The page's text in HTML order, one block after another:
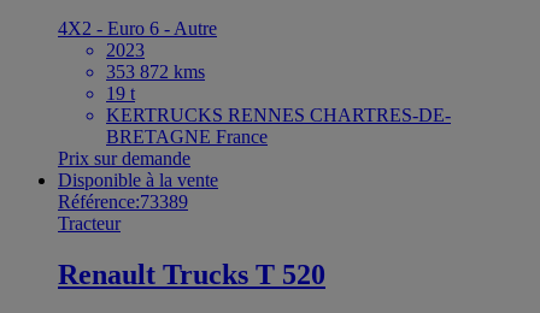
4X2 - Euro 6 - Autre
2023
353 872 kms
19 t
KERTRUCKS RENNES CHARTRES-DE-
BRETAGNE France
Prix sur demande
Disponible à la vente
Référence:73389
Tracteur
Renault Trucks T 520